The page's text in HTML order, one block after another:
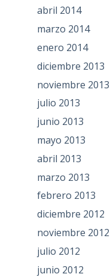
abril 2014
marzo 2014
enero 2014
diciembre 2013
noviembre 2013
julio 2013
junio 2013
mayo 2013
abril 2013
marzo 2013
febrero 2013
diciembre 2012
noviembre 2012
julio 2012
junio 2012